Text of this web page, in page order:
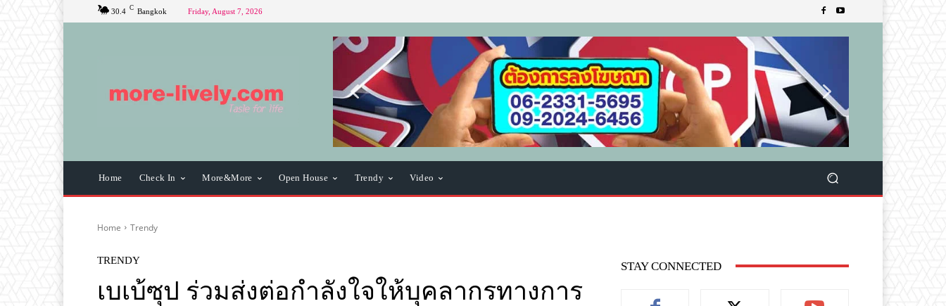
30.4 C Bangkok Friday, August 7, 2026
Home Check In More&More Open House Trendy Video
Home Trendy
TRENDY
เบเบ้ซุป ร่วมส่งต่อกำลังใจให้บุคลากรทางการ
STAY CONNECTED